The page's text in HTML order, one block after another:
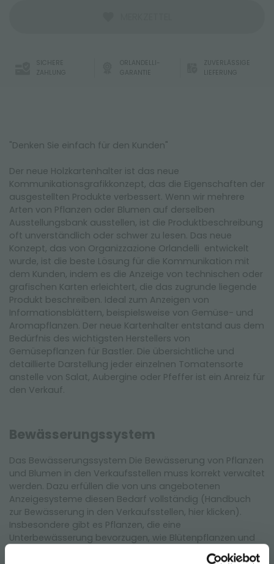
SICHERE
ZAHLUNG
ORLANDELLI-
GARANTIE
ZUVERLÄSSIGE
LIEFERUNG
"Denken Sie einfach für den Kunden"
Der neue Holzkartenhalter ist das neue
Kommunikationsgrafikkonzept, das die Eigenschaften der
ausgestellten Produkte verbessert. Wenn wir mehrere
Arten von Pflanzen oder Blumen auf derselben
Ausstellungsbank ausstellen, ist die Produktbeschreibung
oft unverständlich oder schwer zu lesen. Das neue
Konzept, das von Organizzazione Orlandelli entwickelt
wurde, ist die beste Lösung für die Kommunikation mit
dem Kunden, indem es die Anzeige von technischen oder
grafischen Karten erleichtert, die das zugrunde liegende
Produkt beschreiben. Ideal zum Anzeigen von
Informationsblättern, beispielsweise von Gemüse- und
Aromapflanzen. Der neue Kartenhalter entstand aus dem
Bedürfnis des wichtigsten Herstellers von
Gemüsepflanzen für Bastler. Die übersichtliche und
detaillierte Darstellung jeder einzelnen Tomatensorte
anstelle von Salat, Aubergine oder Pfeffer ist ein Anreiz für
den Verkauf.
Bewässerungssystem
Das Bewässerungssystem Die Bewässerung von Pflanzen
und Blumen in den Verkaufsstellen muss korrekt verwaltet
werden. Dazu erfüllen die von uns angebotenen
Anzeigesysteme diesen Bedarf vollständig (Handbuch
zur Bewässerung in den Verkaufsstellen, hier klicken).
Insbesondere gibt es Pflanzen, die eine
Unterbewässerung bevorzugen, wie Blütenpflanzen und
Grünpflanzen, während andere, wie Gemüse- und